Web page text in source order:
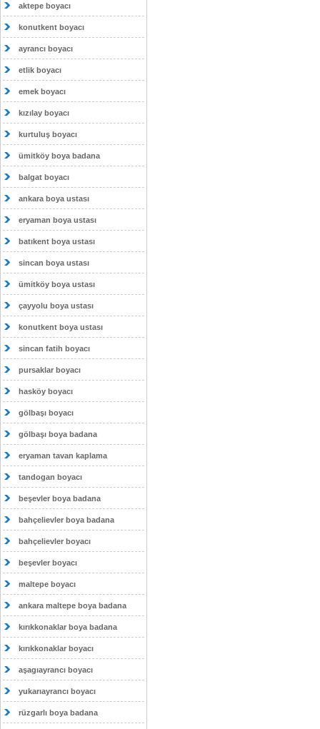
aktepe boyacı
konutkent boyacı
ayrancı boyacı
etlik boyacı
emek boyacı
kızılay boyacı
kurtuluş boyacı
ümitköy boya badana
balgat boyacı
ankara boya ustası
eryaman boya ustası
batıkent boya ustası
sincan boya ustası
ümitköy boya ustası
çayyolu boya ustası
konutkent boya ustası
sincan fatih boyacı
pursaklar boyacı
hasköy boyacı
gölbaşı boyacı
gölbaşı boya badana
eryaman tavan kaplama
tandogan boyacı
beşevler boya badana
bahçelievler boya badana
bahçelievler boyacı
beşevler boyacı
maltepe boyacı
ankara maltepe boya badana
kırıkkonaklar boya badana
kırıkkonaklar boyacı
aşagıayrancı boyacı
yukarıayrancı boyacı
rüzgarlı boya badana